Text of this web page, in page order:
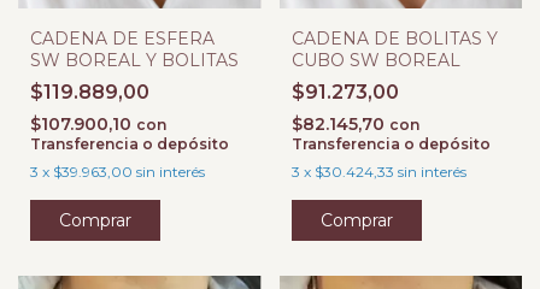
CADENA DE ESFERA
SW BOREAL Y BOLITAS
$119.889,00
$107.900,10 con
Transferencia o depósito
3 x $39.963,00 sin interés
CADENA DE BOLITAS Y
CUBO SW BOREAL
$91.273,00
$82.145,70 con
Transferencia o depósito
3 x $30.424,33 sin interés